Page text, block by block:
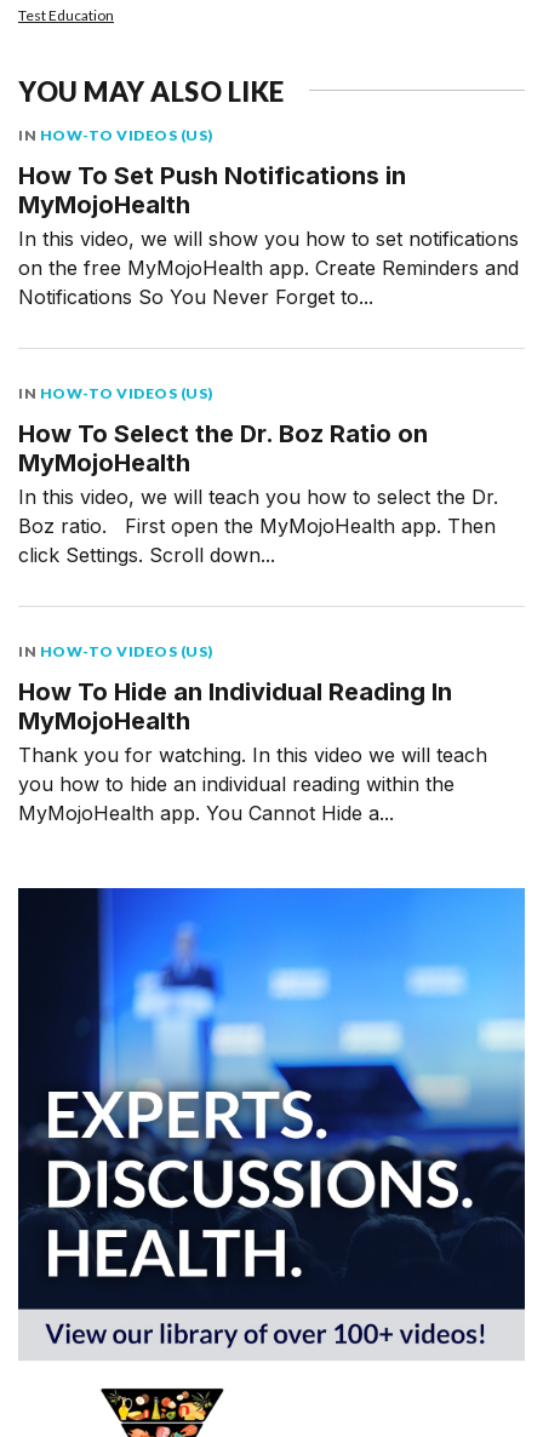
Test Education
YOU MAY ALSO LIKE
IN HOW-TO VIDEOS (US)
How To Set Push Notifications in
MyMojoHealth
In this video, we will show you how to set notifications
on the free MyMojoHealth app. Create Reminders and
Notifications So You Never Forget to...
IN HOW-TO VIDEOS (US)
How To Select the Dr. Boz Ratio on
MyMojoHealth
In this video, we will teach you how to select the Dr.
Boz ratio. First open the MyMojoHealth app. Then
click Settings. Scroll down...
IN HOW-TO VIDEOS (US)
How To Hide an Individual Reading In
MyMojoHealth
Thank you for watching. In this video we will teach
you how to hide an individual reading within the
MyMojoHealth app. You Cannot Hide a...